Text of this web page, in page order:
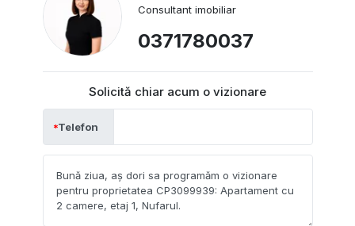
Consultant imobiliar
0371780037
Solicită chiar acum o vizionare
Telefon